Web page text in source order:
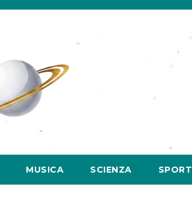
MUSICA SCIENZA SPORT